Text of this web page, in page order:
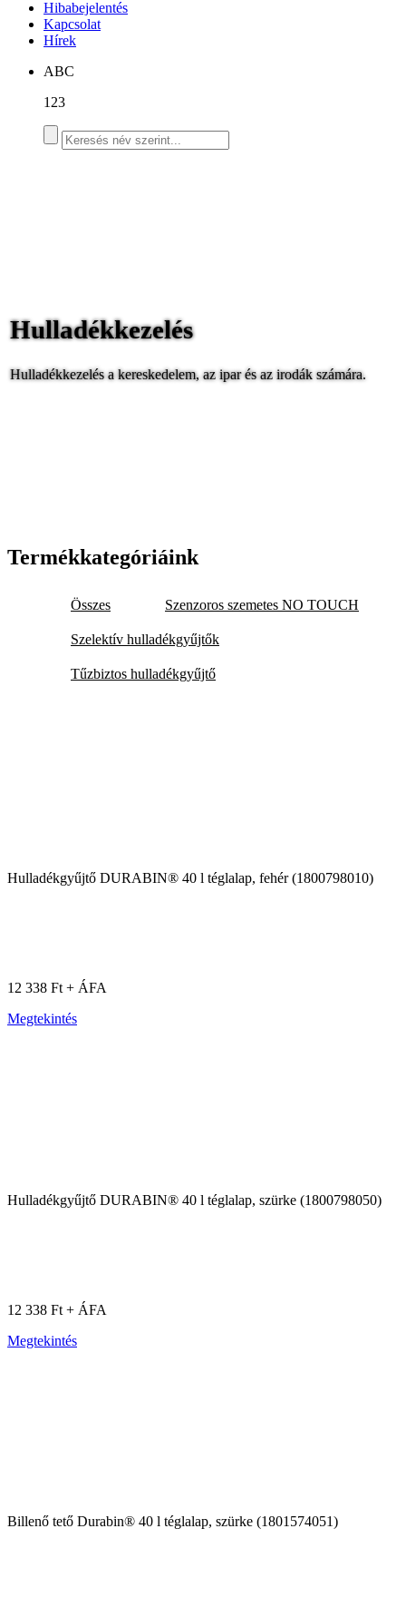
Hibabejelentés
Kapcsolat
Hírek
ABC
123
Hulladékkezelés
Hulladékkezelés a kereskedelem, az ipar és az irodák számára.
Termékkategóriáink
Összes Szenzoros szemetes NO TOUCH
Szelektív hulladékgyűjtők
Tűzbiztos hulladékgyűjtő
Hulladékgyűjtő DURABIN® 40 l téglalap, fehér (1800798010)
12 338 Ft + ÁFA
Megtekintés
Hulladékgyűjtő DURABIN® 40 l téglalap, szürke (1800798050)
12 338 Ft + ÁFA
Megtekintés
Billenő tető Durabin® 40 l téglalap, szürke (1801574051)